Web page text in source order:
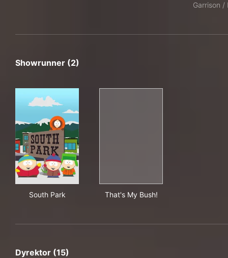
Garrison /
Showrunner (2)
South Park That's My Bush!
Dyrektor (15)